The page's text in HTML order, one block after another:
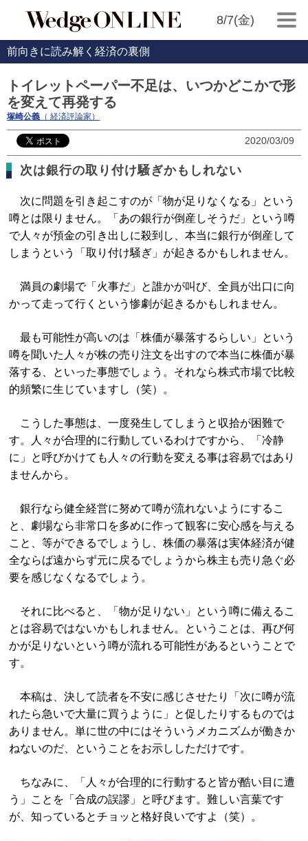
8/7(金)
前向きに読み解く経済の裏側
トイレットペーパー不足は、いつかどこかで形
を変えて再発する
塚崎公義 （ 経済評論家）
2020/03/09
次は銀行の取り付け騒ぎかもしれない
次に問題を引き起こすのが「物が足りなくなる」という
噂とは限りません。「あの銀行が倒産しそうだ」という噂
で人々が預金の引き出しに殺到し、本当に銀行が倒産して
しまうという「取り付け騒ぎ」が起きるかもしれません。
満員の劇場で「火事だ」と誰かが叫び、全員が出口に向
かって走って行くという惨劇が起きるかもしれません。
最も可能性が高いのは「株価が暴落するらしい」という
噂を聞いた人々が株の売り注文を出すので本当に株価が暴
落する、といった事態でしょう。それなら株式市場で比較
的頻繁に生じていますし（笑）。
こうした事態は、一度発生してしまうと収拾が困難で
す。人々が合理的に行動しているわけですから、「冷静
に」と呼びかけても人々の行動を変える事は容易ではあり
ませんから。
銀行なら健全経営に努めて噂が流れないようにするこ
と、劇場なら非常口を多めに作って観客に安心感を与える
こと、等ができるでしょうし、株価の暴落は実体経済が健
全ならば遠からず元に戻るでしょうから株主も売り急ぐ必
要を感じなくなるでしょう。
それに比べると、「物が足りない」という噂に備えるこ
とは容易ではないかもしれません。ということは、再び何
かが足りないという噂が流れる可能性があるということで
す。
本稿は、決して読者を不安に感じさせたり「次に噂が流
れたら急いで大量に買うように」と促したりするものでは
ありません。単に世の中にはそういうメカニズムが働きか
ねないのだ、ということをお示ししただけです。
ちなみに、「人々が合理的に行動すると皆が酷い目に遭
う」ことを「合成の誤謬」と呼びます。難しい言葉です
が、知っているとチョッと格好良いですよ（笑）。